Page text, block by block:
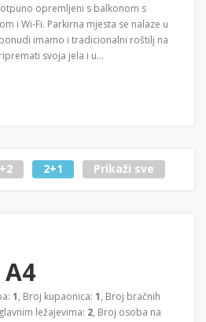
opremljeni s balkonom s
i Wi-Fi. Parkirna mjesta se nalaze u
imamo i tradicionalni roštilj na
svoja jela i u...
2+1 Prikaži sve
1, Broj kupaonica: 1, Broj bračnih
ležajevima: 2, Broj osoba na